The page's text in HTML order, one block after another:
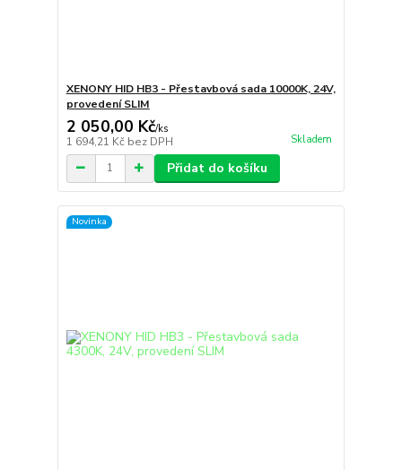
XENONY HID HB3 - Přestavbová sada 10000K, 24V,
provedení SLIM
2 050,00 Kč/ks
1 694,21 Kč bez DPH Skladem
Přidat do košíku
Novinka